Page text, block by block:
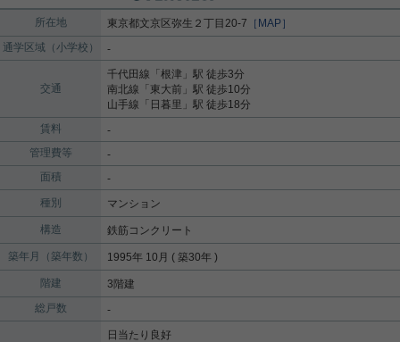
所在地 東京都文京区弥生 ２丁目20-7 ［MAP］
通学区域（小学校）
-
交通
千代田線 「根津 」駅 徒歩3分
南北線 「東大前 」駅 徒歩10分
山手線 「 日暮里 」駅 徒歩18分
賃料
-
管理費等
-
面積
-
種別
マンション
構造 鉄筋コンクリート
築年月（築年数） 1995年 10月 ( 築30年 )
階建
3階建
総戸数
-
日当たり良好